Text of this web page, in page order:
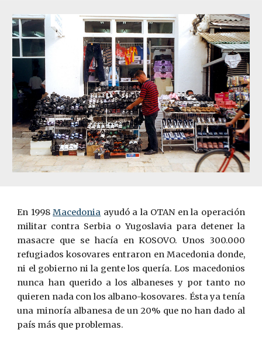
En 1998Macedonia ayudó a la OTAN en la operación
militar contra Serbia o Yugoslavia para detener la
masacre que se hacía en KOSOVO. Unos 300.000
refugiados kosovares entraron en Macedonia donde,
ni el gobierno ni la gente los quería. Los macedonios
nunca han querido a los albaneses y por tanto no
quieren nada con los albano-kosovares. Ésta ya tenía
una minoría albanesa de un 20% que no han dado al
país más que problemas.